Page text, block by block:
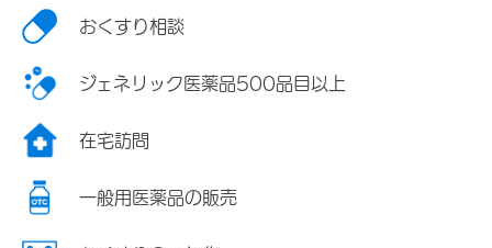
おくすり相談
ジェネリック医薬品500品目以上
在宅訪問
一般用医薬品の販売